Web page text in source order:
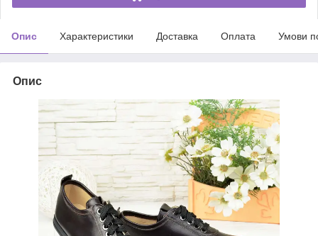
Опис Характеристики Доставка Оплата Умови
Опис